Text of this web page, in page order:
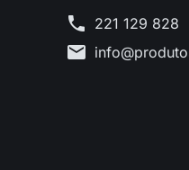
phone 221 129 828
mail